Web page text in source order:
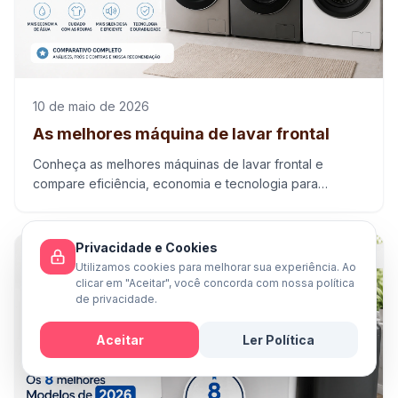
10 de maio de 2026
As melhores máquina de lavar frontal
Conheça as melhores máquinas de lavar frontal e
compare eficiência, economia e tecnologia para
Privacidade e Cookies
Utilizamos cookies para melhorar sua experiência. Ao
clicar em "Aceitar", você concorda com nossa política
de privacidade.
Aceitar
Ler Política